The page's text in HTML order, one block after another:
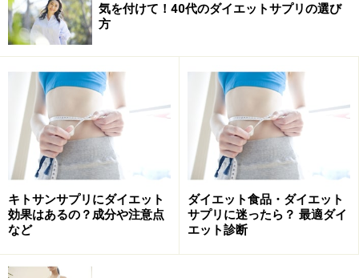
気を付けて！40代のダイエットサプリの選び
方
キトサンサプリにダイエット
効果はあるの？成分や注意点
など
ダイエット食品・ダイエット
サプリに迷ったら？ 最適ダイ
エット診断